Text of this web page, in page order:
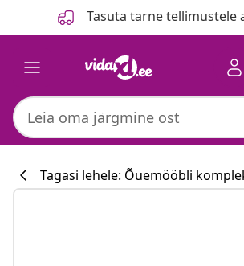
Tasuta tarne tellimustele
Tagasi lehele: Õuemööbli